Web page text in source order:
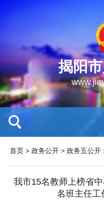
揭阳
首页 > 政务公开 > 政务五公开
我市15名教师上榜省
名班主任工